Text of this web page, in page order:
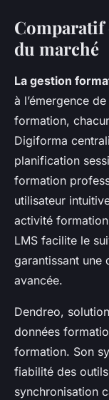
du marché
La gestion
à l’émergence
formation,
Digiforma
planification
formation
utilisateur
activité
LMS facilite le
garantissant une
avancée.
Dendreo,
données
formation. Son
fiabilité des
synchronisation